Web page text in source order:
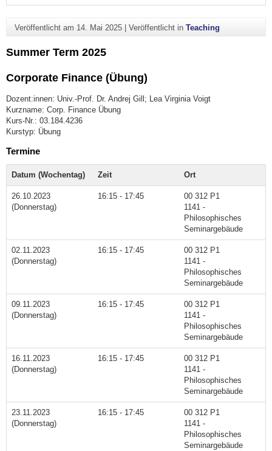
Veröffentlicht am 14. Mai 2025| Veröffentlicht in Teaching
Summer Term 2025
Corporate Finance (Übung)
Dozent:innen: Univ.-Prof. Dr. Andrej Gill; Lea Virginia Voigt
Kurzname: Corp. Finance Übung
Kurs-Nr.: 03.184.4236
Kurstyp: Übung
Termine
Datum (Wochentag) Zeit Ort
26.10.2023
(Donnerstag)
16:15 - 17:45
00 312 P1
1141 -
Philosophisches
Seminargebäude
02.11.2023
(Donnerstag)
16:15 - 17:45
00 312 P1
1141 -
Philosophisches
Seminargebäude
09.11.2023
(Donnerstag)
16:15 - 17:45
00 312 P1
1141 -
Philosophisches
Seminargebäude
16.11.2023
(Donnerstag)
16:15 - 17:45
00 312 P1
1141 -
Philosophisches
Seminargebäude
23.11.2023
(Donnerstag)
16:15 - 17:45
00 312 P1
1141 -
Philosophisches
Seminargebäude